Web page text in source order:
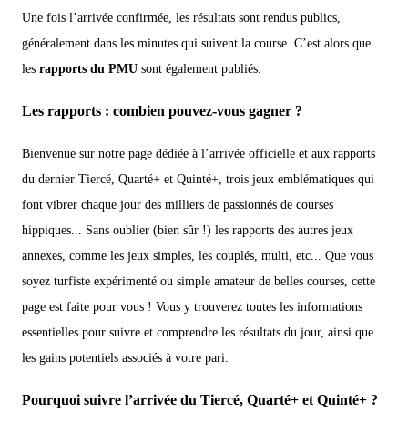
Une fois l’arrivée confirmée, les résultats sont rendus publics,
généralement dans les minutes qui suivent la course. C’est alors que
les rapports du PMU sont également publiés.
Les rapports : combien pouvez-vous gagner ?
Bienvenue sur notre page dédiée à l’arrivée officielle et aux rapports
du dernier Tiercé, Quarté+ et Quinté+, trois jeux emblématiques qui
font vibrer chaque jour des milliers de passionnés de courses
hippiques... Sans oublier (bien sûr !) les rapports des autres jeux
annexes, comme les jeux simples, les couplés, multi, etc... Que vous
soyez turfiste expérimenté ou simple amateur de belles courses, cette
page est faite pour vous ! Vous y trouverez toutes les informations
essentielles pour suivre et comprendre les résultats du jour, ainsi que
les gains potentiels associés à votre pari.
Pourquoi suivre l’arrivée du Tiercé, Quarté+ et Quinté+ ?